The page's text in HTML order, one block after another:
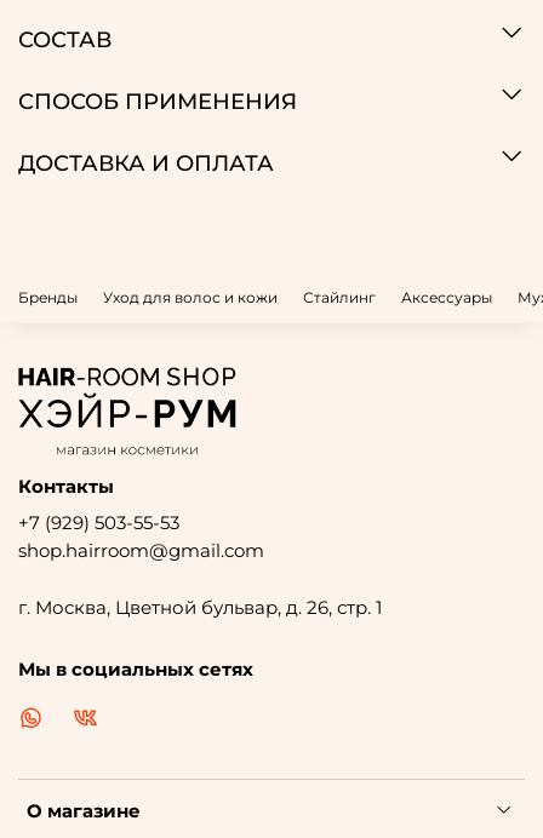
СОСТАВ
СПОСОБ ПРИМЕНЕНИЯ
ДОСТАВКА И ОПЛАТА
Бренды Уход для волос и кожи Стайлинг Аксессуары
О магазине
Контакты
+7 (929) 503-55-53
shop.hairroom@gmail.com
г. Москва, Цветной бульвар, д. 26, стр. 1
Мы в социальных сетях